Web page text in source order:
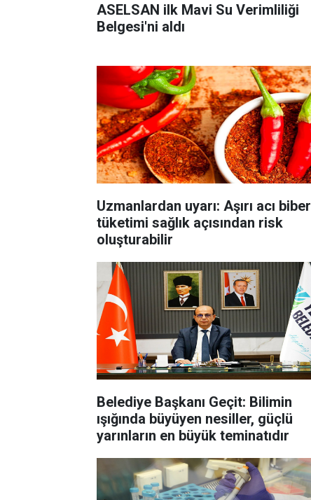
ASELSAN ilk Mavi Su Verimliliği
Belgesi'ni aldı
Uzmanlardan uyarı: Aşırı acı biber
tüketimi sağlık açısından risk
oluşturabilir
Belediye Başkanı Geçit: Bilimin
ışığında büyüyen nesiller, güçlü
yarınların en büyük teminatıdır